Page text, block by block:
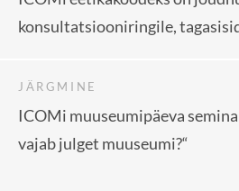
konsultatsiooniringile,
JÄRGMINE
ICOMi muuseumipäeva
vajab julget muuseumi?“